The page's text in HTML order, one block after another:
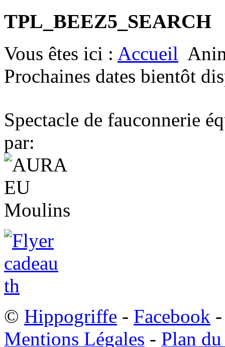
TPL_BEEZ5_SEARCH
Vous êtes ici : Accueil
Prochaines dates bientôt
Spectacle de fauconnerie
par:
© Hippogriffe - Facebook
Mentions Légales - Plan